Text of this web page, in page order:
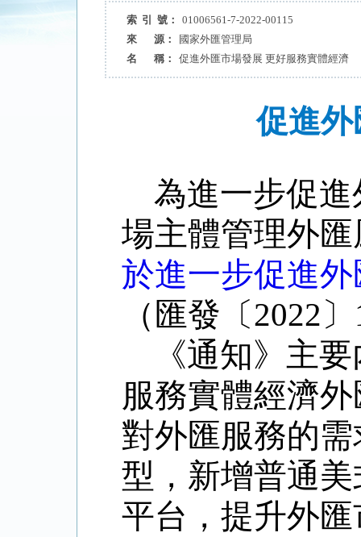
索 引 號：
01006561-7-2022-00115
來 源：
國家外匯管理局
名 稱：
促進外匯市場發展 更好服務實體經濟
促進
為進一步促
場主體管理外
於進一步促進
（匯發〔2022〕
《通知》主
服務實體經濟
對外匯服務的
型，新增普通
平台，提升外